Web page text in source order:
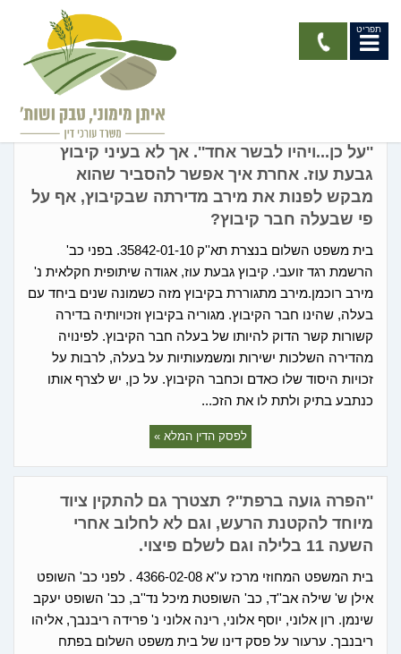
תפריט
''על כן...ויהיו לבשר אחד''. אך לא בעיני קיבוץ
גבעת עוז. אחרת איך אפשר להסביר שהוא
מבקש לפנות את מירב מדירתה שבקיבוץ, אף על
פי שבעלה חבר קיבוץ?
בית משפט השלום בנצרת תא''ק 35842-01-10. בפני כב'
הרשמת רגד זועבי. קיבוץ גבעת עוז, אגודה שיתופית חקלאית נ'
מירב רוכמן.מירב מתגוררת בקיבוץ מזה כשמונה שנים ביחד עם
בעלה, שהינו חבר הקיבוץ. מגוריה בקיבוץ וזכויותיה בדירה
קשורות קשר הדוק להיותו של בעלה חבר הקיבוץ. לפינויה
מהדירה השלכות ישירות ומשמעותיות על בעלה, לרבות על
זכויות היסוד שלו כאדם וכחבר הקיבוץ. על כן, יש לצרף אותו
כנתבע בתיק ולתת לו את הזכ...
לפסק הדין המלא »
''הפרה גועה ברפת''? תצטרך גם להתקין ציוד
מיוחד להקטנת הרעש, וגם לא לחלוב אחרי
השעה 11 בלילה וגם לשלם פיצוי.
בית המשפט המחוזי מרכז ע''א 4366-02-08 . לפני כב' השופט
אילן ש' שילה אב''ד, כב' השופטת מיכל נד''ב, כב' השופט יעקב
שינמן. רון אלוני, יוסף אלוני, רינה אלוני נ' פרידה ריבנבך, אליהו
ריבנבך. ערעור על פסק דינו של בית משפט השלום בפתח